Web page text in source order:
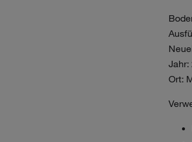
Jahr:
Ort: